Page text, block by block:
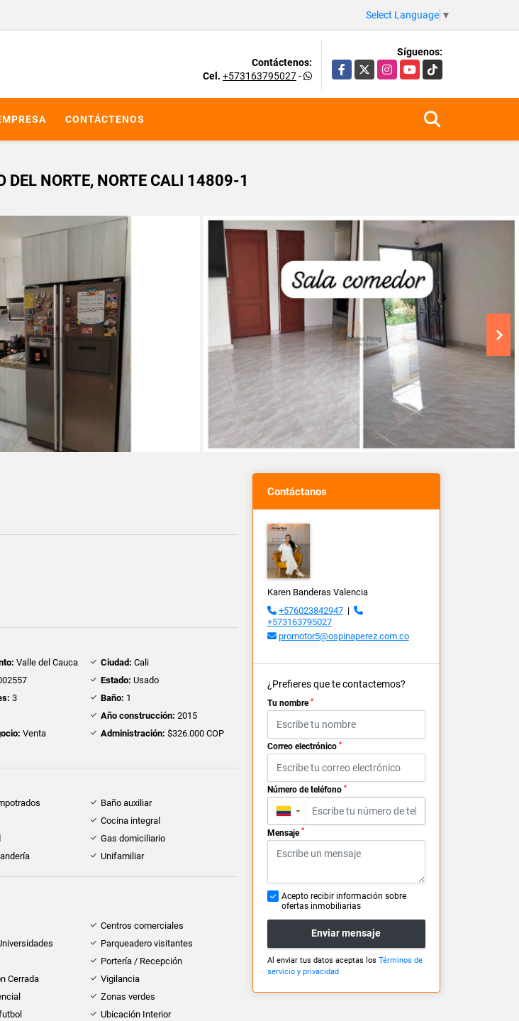
Select Language ▼
Contáctenos:
Cel. +573163795027-
Síguenos:
Facebook
X InstagramYouTubeTikTok
CONTÁCTENOS
NORTE, NORTE CALI 14809-1
Valle del Cauca Ciudad: Cali
Estado: Usado
3 Baño: 1
Año construcción: 2015
Venta Administración: $326.000 COP
Baño auxiliar
Cocina integral
Gas domiciliario
Unifamiliar
Centros comerciales
Parqueadero visitantes
Portería / Recepción
Cerrada
Vigilancia
Zonas verdes
Ubicación Interior
Contáctanos
Karen Banderas Valencia
+576023842947|
+573163795027
promotor5@ospinaperez.com.co
¿Prefieres que te contactemos?
Tu nombre *
Correo electrónico *
Número de teléfono *
▼
Mensaje *
Acepto recibir información sobre
ofertas inmobiliarias
Enviar mensaje
Al enviar tus datos aceptas los Términos de
servicio y privacidad